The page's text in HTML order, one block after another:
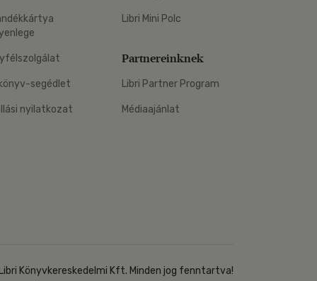
segédlet
nyilatkozat
Libri Mini Polc
Partnereinknek
Libri Partner Program
Médiaajánlat
Könyvkereskedelmi Kft. Minden jog fenntartva!